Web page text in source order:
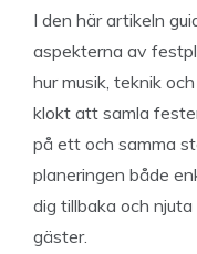
I den här artikeln
aspekterna av
hur musik, teknik
klokt att samla
på ett och samma
planeringen både
dig tillbaka och
gäster.